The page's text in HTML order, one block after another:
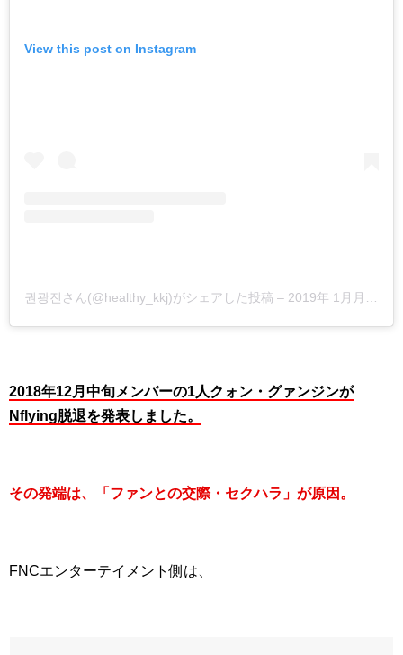
View this post on Instagram
권광진さん(@healthy_kkj)がシェアした投稿 – 2019年 1月月30日午前3時54分PST
2018年12月中旬メンバーの1人クォン・グァンジンが
Nflying脱退を発表しました。
その発端は、「ファンとの交際・セクハラ」が原因。
FNCエンターテイメント側は、